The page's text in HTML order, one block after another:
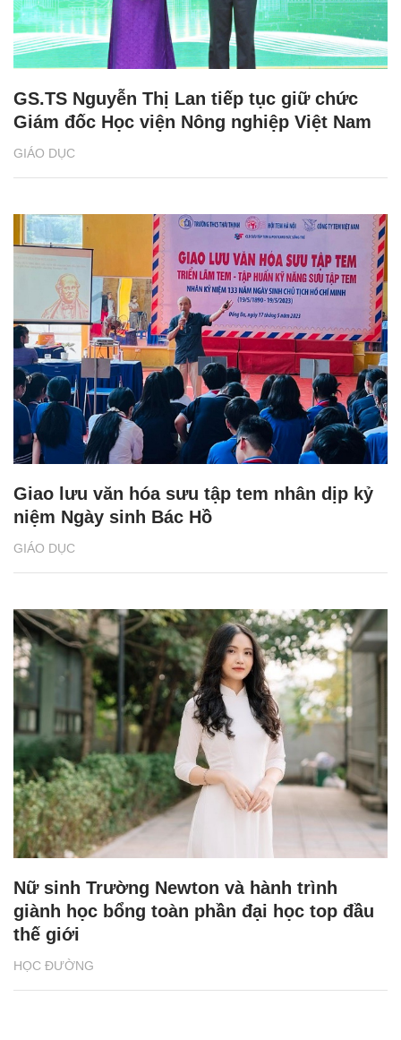
GIÁO DỤC
GS.TS Nguyễn Thị Lan tiếp tục giữ chức
Giám đốc Học viện Nông nghiệp Việt Nam
GIÁO DỤC
Giao lưu văn hóa sưu tập tem nhân dịp kỷ
niệm Ngày sinh Bác Hồ
HỌC ĐƯỜNG
Nữ sinh Trường Newton và hành trình
giành học bổng toàn phần đại học top đầu
thế giới